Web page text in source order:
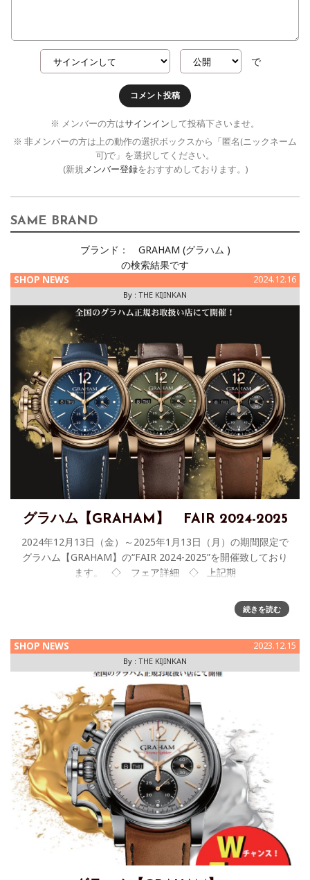
で
コメント投稿
※ メンバーの方はサインイン して投稿下さいませ。
※ 非メンバーの方は上の動作の選択ボックスから「匿名(ニックネーム
可)で」を選択してください。
(新規メンバー登録をおすすめしております。)
SAME BRAND
ブランド：
GRAHAM (グラハム )
の検索結果です
SHOP NEWS 2024.12.16
By : THE KIJINKAN
グラハム【GRAHAM】 FAIR 2024-2025
2024年12月13日（金）～2025年1月13日（月）の期間限定で
グラハム【GRAHAM】の“FAIR 2024-2025”を開催致しており
ます。 ◇ フェア詳細 ◇ 上記期
続きを読む
SHOP NEWS 2023.12.15
By : THE KIJINKAN